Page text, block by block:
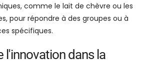
comme le lait de chèvre ou les
pour répondre à des groupes ou à
spécifiques.
l'innovation dans la